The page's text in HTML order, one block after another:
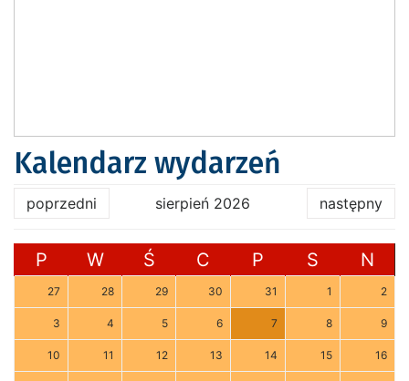
Kalendarz wydarzeń
poprzedni sierpień 2026 następny
P W Ś C P S N
27 28 29 30 31 1 2
3 4 5 6 7 8 9
10 11 12 13 14 15 16